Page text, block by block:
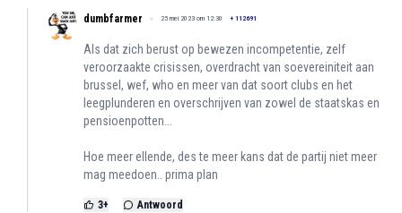
dumbfarmer 25 mei 2023 om 12:30 + 112691
Als dat zich berust op bewezen incompetentie, zelf
veroorzaakte crisissen, overdracht van soevereiniteit aan
brussel, wef, who en meer van dat soort clubs en het
leegplunderen en overschrijven van zowel de staatskas en
pensioenpotten...
Hoe meer ellende, des te meer kans dat de partij niet meer
mag meedoen.. prima plan
3+ Antwoord